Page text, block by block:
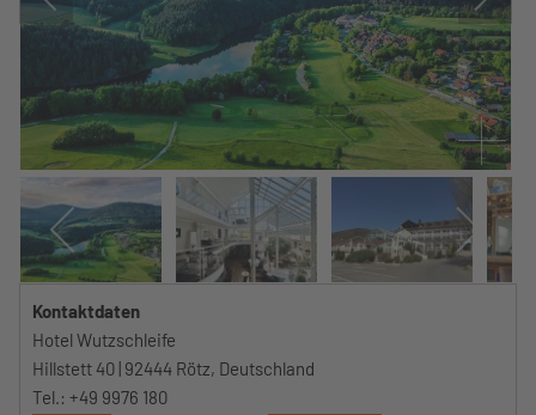
Kontaktdaten
Hotel Wutzschleife
Hillstett 40 | 92444 Rötz, Deutschland
Tel.: +49 9976 180